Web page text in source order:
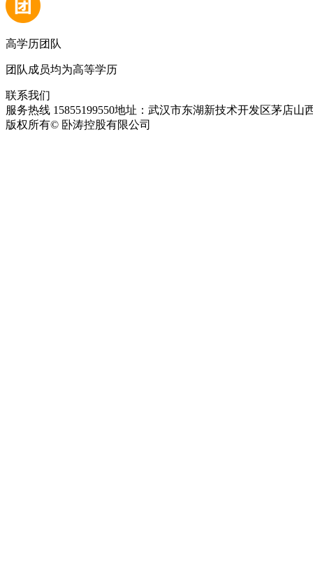
高学历团队
团队成员均为高等学历
联系我们
服务热线 15855199550地址：武汉市东湖新技术开发区茅店山
版权所有© 卧涛控股有限公司